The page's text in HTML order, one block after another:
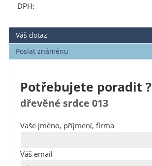
DPH:
Váš dotaz
Poslat známénu
Potřebujete poradit ?
dřevěné srdce 013
Vaše jméno, příjmení, firma
Váš email